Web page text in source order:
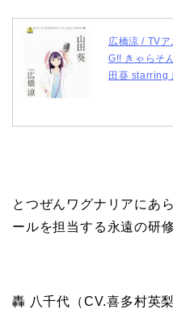
広橋涼 / TV
G!! きゃらそ
田葵 starring
とつぜんワグナリアにあ
ールを担当する永遠の研修
轟 八千代（CV.喜多村英梨